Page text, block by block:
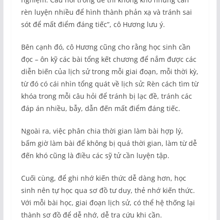
rèn luyện nhiều để hình thành phản xạ và tránh sai
sót để mất điểm đáng tiếc”, cô Hương lưu ý.
Bên cạnh đó, cô Hương cũng cho rằng học sinh cần
đọc – ôn kỹ các bài tổng kết chương để nắm được các
diễn biến của lịch sử trong mỗi giai đoạn, mỗi thời kỳ,
từ đó có cái nhìn tổng quát về lịch sử; Rèn cách tìm từ
khóa trong mỗi câu hỏi để tránh bị lạc đề, tránh các
đáp án nhiều, bẫy, dẫn đến mất điểm đáng tiếc.
Ngoài ra, việc phân chia thời gian làm bài hợp lý,
bấm giờ làm bài để không bị quá thời gian, làm từ dễ
đến khó cũng là điều các sỹ tử cần luyện tập.
Cuối cùng, để ghi nhớ kiến thức dễ dàng hơn, học
sinh nên tự học qua sơ đồ tư duy, thẻ nhớ kiến thức.
Với mỗi bài học, giai đoạn lịch sử, có thể hệ thống lại
thành sơ đồ để dễ nhớ, dễ tra cứu khi cần.